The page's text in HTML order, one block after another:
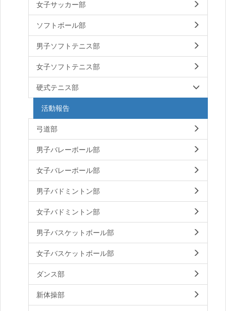
女子サッカー部
ソフトボール部
男子ソフトテニス部
女子ソフトテニス部
硬式テニス部
活動報告
弓道部
男子バレーボール部
女子バレーボール部
男子バドミントン部
女子バドミントン部
男子バスケットボール部
女子バスケットボール部
ダンス部
新体操部